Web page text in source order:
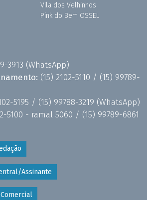
Vila dos Velhinhos
Pink do Bem OSSEL
3913 (WhatsApp)
(15) 2102-5110 / (15) 99789-
5195 / (15) 99788-3219 (WhatsApp)
5100 - ramal 5060 / (15) 99789-6861
Assinante